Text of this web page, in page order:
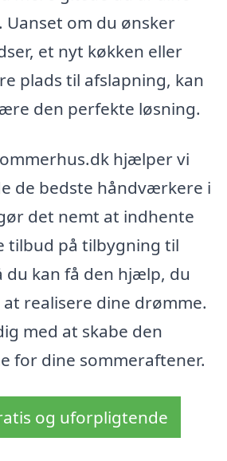
Uanset om du ønsker
et nyt køkken eller
plads til afslapning, kan
den perfekte løsning.
hjælper vi
de bedste håndværkere i
det nemt at indhente
tilbud på tilbygning til
du kan få den hjælp, du
realisere dine drømme.
med at skabe den
for dine sommeraftener.
og uforpligtende